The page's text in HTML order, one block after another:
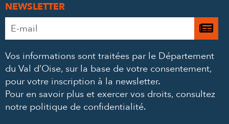
NEWSLETTER
Adresse
e-
*
Je
à
Vos informations sont traitées par le Département
du Val d’Oise, sur la base de votre consentement,
pour votre inscription à la newsletter.
Pour en savoir plus et exercer vos droits, consultez
notre politique de confidentialité.